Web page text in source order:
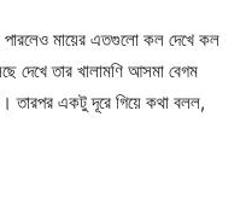
পারলেও মায়ের এতগুলো কল দেখে কল
দেখে তার খালামণি আসমা বেগম
তারপর একটু দূরে গিয়ে কথা বলল,